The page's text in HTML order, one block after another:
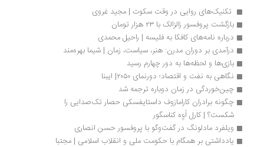
تکنیک‌های روایی در وقت سکوت | مجید غروی
بازگشت پروفسور زالزالک با ۲۳ هزار تومان
درباره نامه‌های کافکا به فلیسه | راحیل محمدی
درآمدی بر دوران مدرن: هنر، سیاست، زمان | شیما بهره‌مند
بازی‌ها و لحظه‌ها به دور چهارم رسید
نگاهی به نفت و اقتصاد؛ دورنمای ۲۰۵۰| ایبنا
چین‌خوردگی در زمان دوباره ترجمه شد
چگونه برادران کارامازوف داستایفسکی حصار تک‌صدایی را
شکست؟ | کارل اُوِه کناسگور
ویلفرد مادلونگ در گفت‌وگو با پروفسور حسن انصاری